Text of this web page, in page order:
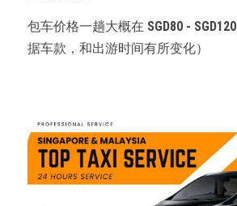
包车价格一趟大概在 SGD80 - SGD120
据车款，和出游时间有所变化）